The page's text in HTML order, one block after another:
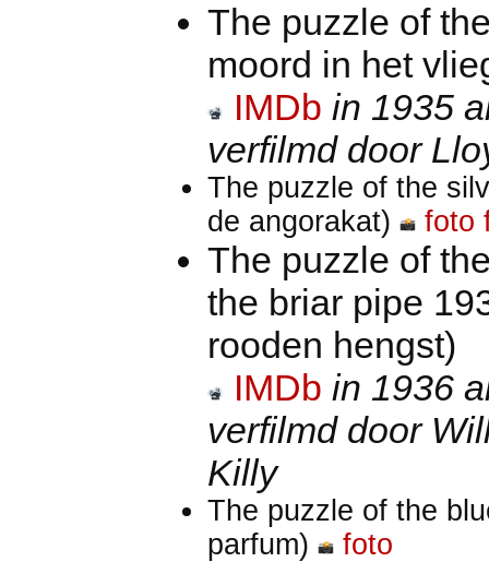
The puzzle of
moord in het
IMDb in 1935
verfilmd door
The puzzle of the
de angorakat)
foto
The puzzle of
the briar pipe
rooden hengst)
IMDb in 1936
verfilmd door
Killy
The puzzle of the
parfum)
foto